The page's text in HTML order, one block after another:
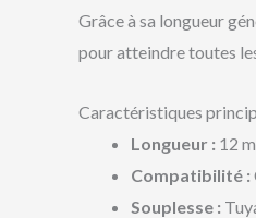
Grâce à sa longueur
pour atteindre toutes
Caractéristiques
Longueur : 12
Compatibilité :
Souplesse :